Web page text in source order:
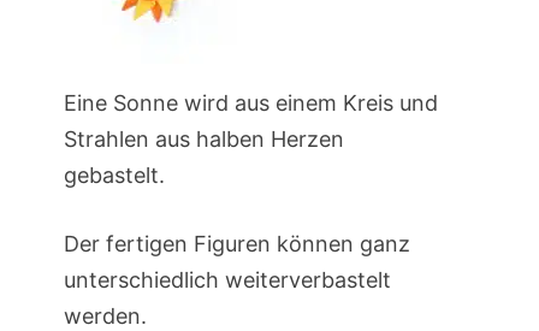
Eine Sonne wird aus einem Kreis und
Strahlen aus halben Herzen
gebastelt.
Der fertigen Figuren können ganz
unterschiedlich weiterverbastelt
werden.